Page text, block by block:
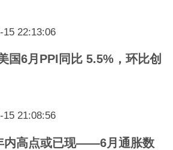
15 22:13:06
国6月PPI同比 5.5%，环比创
15 21:08:56
内高点或已现——6月通胀数